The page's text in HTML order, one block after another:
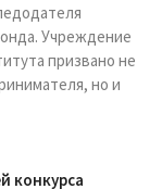
Учреждение
призвано не
но и
конкурса